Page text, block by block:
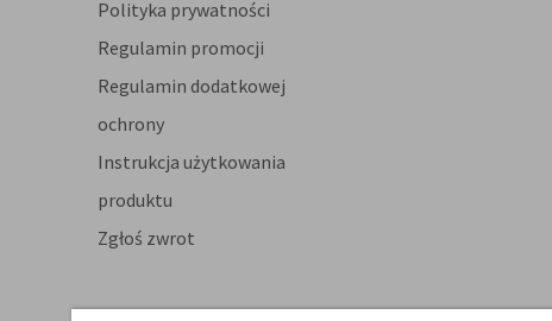
Polityka prywatności
Regulamin promocji
Regulamin dodatkowej
ochrony
Instrukcja użytkowania
produktu
Zgłoś zwrot